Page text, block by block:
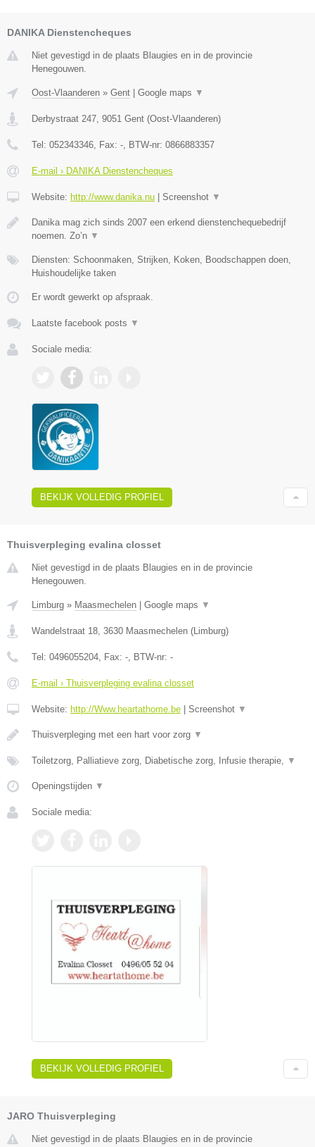
DANIKA Dienstencheques
Niet gevestigd in de plaats Blaugies en in de provincie
Henegouwen.
Oost-Vlaanderen » Gent | Google maps ▼
Derbystraat 247 9051 Gent (Oost-Vlaanderen)
Tel: 052343346 , Fax: - , BTW-nr: 0866883357
E-mail › DANIKA Dienstencheques
Website: http://www.danika.nu | Screenshot ▼
Danika mag zich sinds 2007 een erkend dienstenchequebedrijf
noemen. Zo’n ▼
Diensten: Schoonmaken, Strijken, Koken, Boodschappen doen,
Huishoudelijke taken
Er wordt gewerkt op afspraak.
Laatste facebook posts ▼
Sociale media:
BEKIJK VOLLEDIG PROFIEL
Thuisverpleging evalina closset
Niet gevestigd in de plaats Blaugies en in de provincie
Henegouwen.
Limburg » Maasmechelen | Google maps ▼
Wandelstraat 18 3630 Maasmechelen (Limburg)
Tel: 0496055204 , Fax: - , BTW-nr: -
E-mail › Thuisverpleging evalina closset
Website: http://Www.heartathome.be | Screenshot ▼
Thuisverpleging met een hart voor zorg ▼
Toiletzorg, Palliatieve zorg, Diabetische zorg, Infusie therapie, ▼
Openingstijden ▼
Sociale media:
BEKIJK VOLLEDIG PROFIEL
JARO Thuisverpleging
Niet gevestigd in de plaats Blaugies en in de provincie